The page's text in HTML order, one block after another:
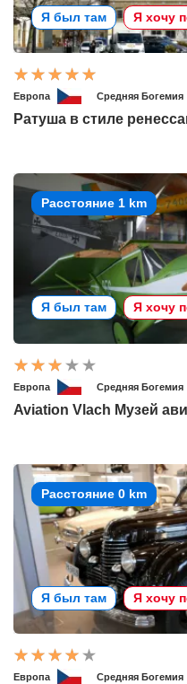
Я был там Я хочу
Европа Средняя Богемия
Ратуша в стиле
Расстояние 1 km
Я был там Я хочу
Европа Средняя Богемия
Aviation Vlach Музей
Расстояние 0 km
Я был там Я хочу
Европа Средняя Богемия